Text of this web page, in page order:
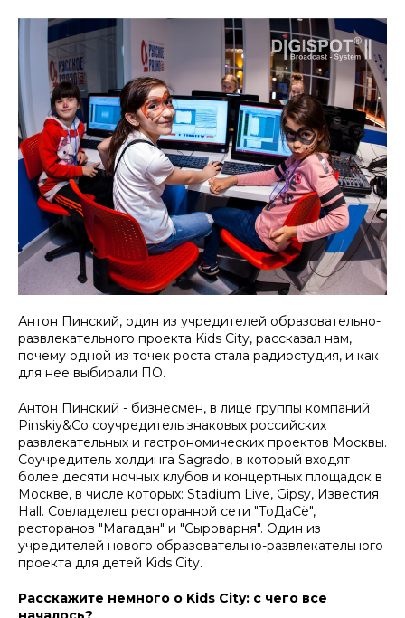
Антон Пинский, один из учредителей образовательно-
развлекательного проекта Kids City, рассказал нам,
почему одной из точек роста стала радиостудия, и как
для нее выбирали ПО.
Антон Пинский - бизнесмен, в лице группы компаний
Pinskiy&Co соучредитель знаковых российских
развлекательных и гастрономических проектов Москвы.
Соучредитель холдинга Sagrado, в который входят
более десяти ночных клубов и концертных площадок в
Москве, в числе которых: Stadium Live, Gipsy, Известия
Hall. Совладелец ресторанной сети "ТоДаСё",
ресторанов "Магадан" и "Сыроварня". Один из
учредителей нового образовательно-развлекательного
проекта для детей Kids City.
Расскажите немного о Kids City: с чего все